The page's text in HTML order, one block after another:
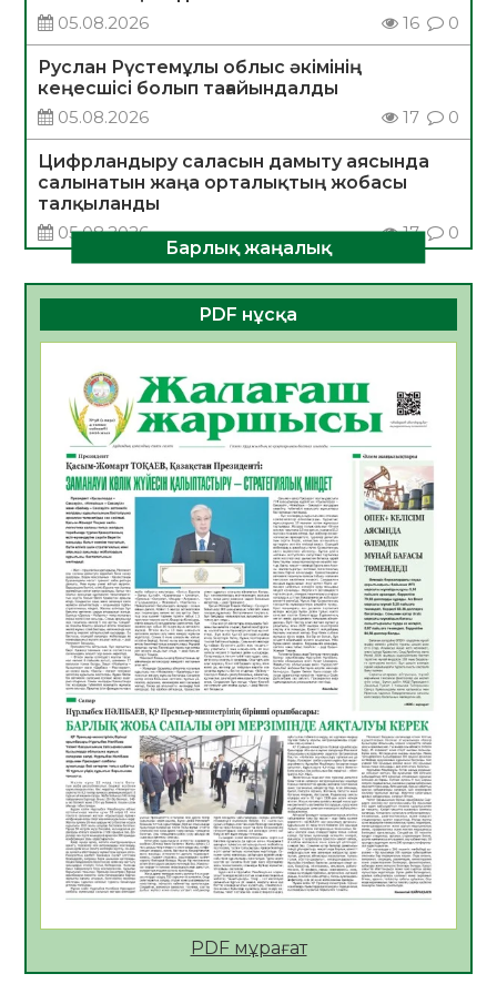
05.08.2026
16 0
Руслан Рүстемұлы облыс әкімінің
кеңесшісі болып тағайындалды
05.08.2026
17 0
Цифрландыру саласын дамыту аясында
салынатын жаңа орталықтың жобасы
талқыланды
05.08.2026
17 0
құралдарының таныстырылымы өтті
05.08.2026
17 0
Қазақстандықтардың 72,3%-ы жаңа
Құрылтай үшін дауыс беруге дайын
05.08.2026
18
ӘРБІР ДАУЫС – ҚОҒАМ ДАМУЫНА
ҚОСЫЛҒАН ҮЛЕС
05.08.2026
25
ҚҰРЫЛТАЙ САЙЛАУЫ – БІРЛІК ПЕН
ЖАУАПКЕРШІЛІККЕ БАСТАЙТЫН ҚАДАМ
05.08.2026
24
Мектептен – Ұлттық ұлан сапына
04.08.2026
34
Үкіметтік емес ұйымдарға арналған
сыйлықақы конкурсына өтінім қабылдау
басталды
04.08.2026
38
Үкіметте Президенттің отандық тауарды
қолдау жөніндегі тапсырмаларының
жүзеге асырылу барысы қаралуда
Жазғы лагерьде оқушылармен
профилактикалық кездесу өтті
Барлық жаңалық
PDF нұсқа
PDF мұрағат